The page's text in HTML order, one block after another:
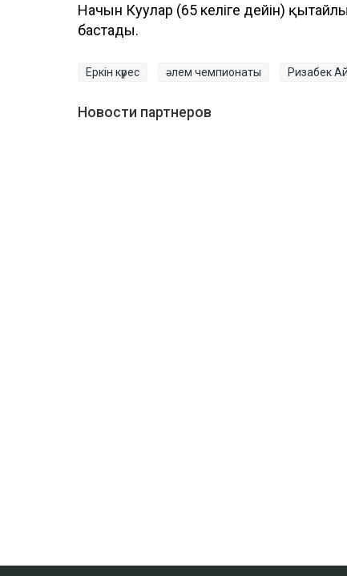
Начын Куулар (65 келіге дейін)
бастады.
Еркін күрес әлем чемпионаты Ризабек
Новости партнеров